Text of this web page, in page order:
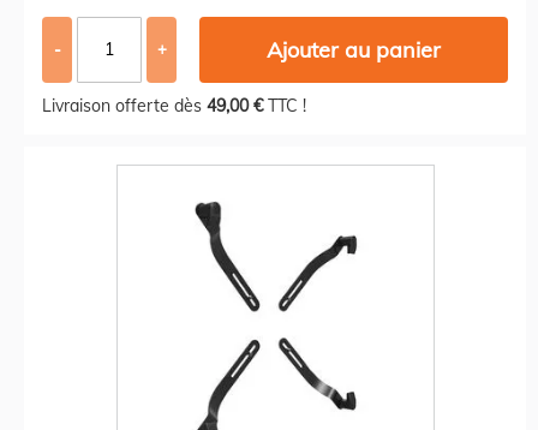
- + Ajouter au panier
Livraison offerte dès 49,00 €TTC !